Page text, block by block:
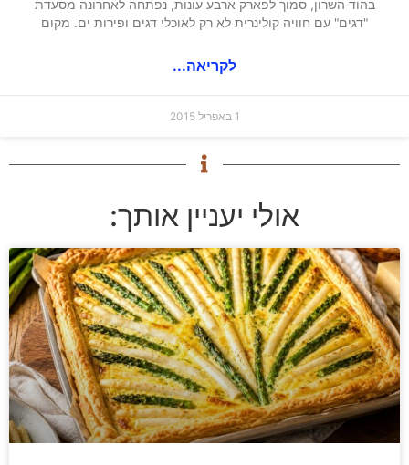
בהוד השרון, סמוך לפארק ארבע עונות, נפתחה לאחרונה מסעדת
"דגים" עם חוויה קולינרית לא רק לאוכלי דגים ופירות ים. מקום
לקריאה...
1 באפריל 2015
אולי יעניין אותך: